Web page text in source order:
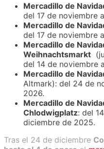
Mercadillo de
del 17 de noviembre
Mercadillo de
del 17 de noviembre
Mercadillo de
Weihnachtsmarkt
del 14 de noviembre
Mercadillo de
Altmark): del 24 de
2026.
Mercadillo de
Chlodwigplatz: del
diciembre de 2025.
Tras el 24 de diciembre